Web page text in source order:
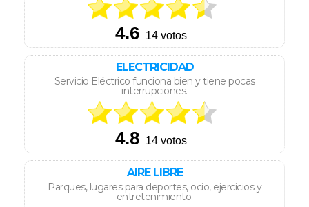
ELECTRICIDAD
Servicio Eléctrico funciona bien y tiene pocas
interrupciones.
AIRE LIBRE
Parques, lugares para deportes, ocio, ejercicios y
entretenimiento.